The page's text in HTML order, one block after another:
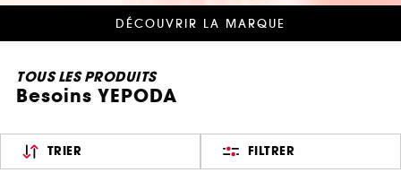
DÉCOUVRIR LA MARQUE
TOUS LES PRODUITS
Besoins YEPODA
TRIER FILTRER